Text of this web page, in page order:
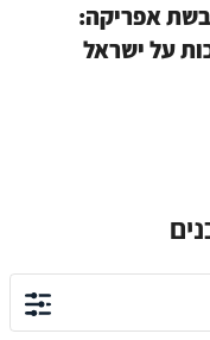
אפריקה:
על ישראל